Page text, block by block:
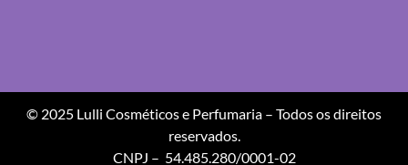
© 2025 Lulli Cosméticos e Perfumaria – Todos os direitos
reservados.
CNPJ – 54.485.280/0001-02